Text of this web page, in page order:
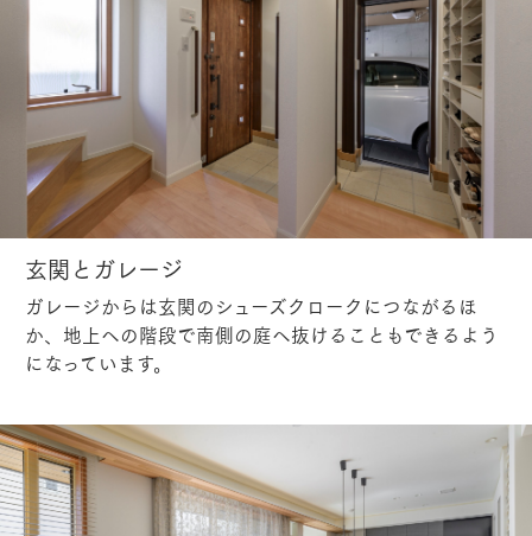
玄関とガレージ
ガレージからは玄関のシューズクロークにつながるほ
か、地上への階段で南側の庭へ抜けることもできるよう
になっています。